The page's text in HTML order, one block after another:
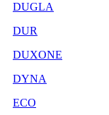
DUGLA
DUR
DUXONE
DYNA
ECO